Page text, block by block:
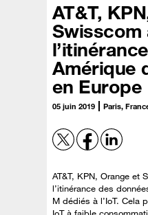
AT&T,
Swisscom
Amérique
en Europe
05 juin 2019 Paris,
AT&T, KPN, Orange et
l’itinérance des
M dédiés à l’IoT. Cela